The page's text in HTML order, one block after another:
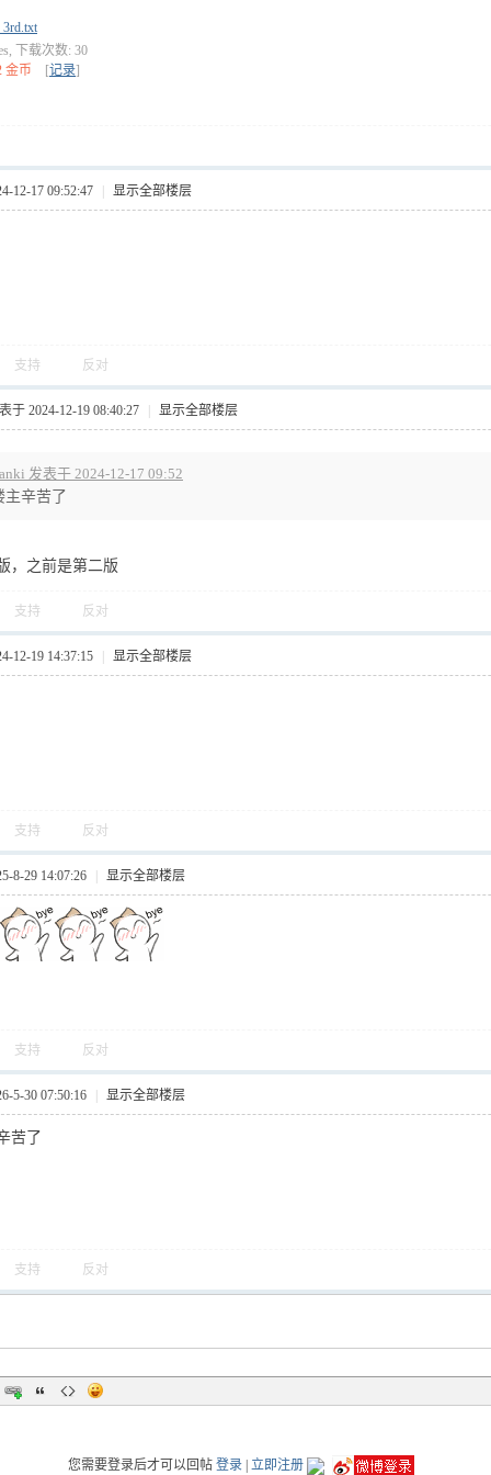
3rd.txt
下载次数: 30
金币
[记录]
12-17 09:52:47 显示全部楼层
支持 反对
于 2024-12-19 08:40:27 显示全部楼层
发表于 2024-12-17 09:52
主辛苦了
，之前是第二版
支持 反对
12-19 14:37:15 显示全部楼层
支持 反对
8-29 14:07:26 显示全部楼层
支持 反对
5-30 07:50:16 显示全部楼层
苦了
支持 反对
您需要登录后才可以回帖 登录| 立即注册